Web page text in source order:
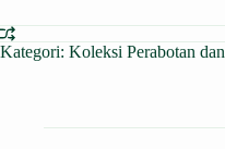
Kategori: Koleksi Perabotan